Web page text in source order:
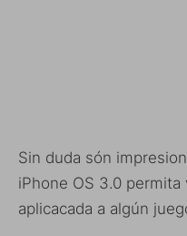
Sin duda són
iPhone OS 3.0
aplicacada a algún